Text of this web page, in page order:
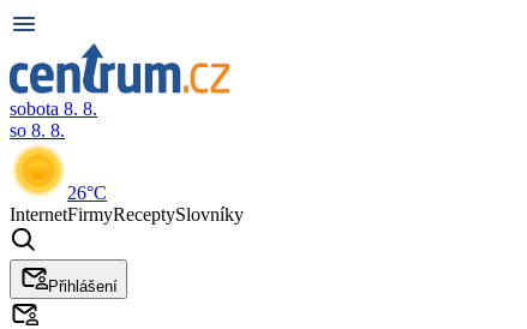
sobota 8. 8.
so 8. 8.
26°C
InternetFirmyReceptySlovníky
Přihlášení